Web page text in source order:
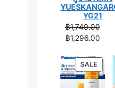
YG21
฿1,740.00
price
฿
฿1,296.00
is:
฿
SALE
ON